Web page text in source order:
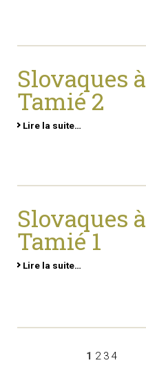
Slovaques à
Tamié 2
Lire la suite…
Slovaques à
Tamié 1
Lire la suite…
1 2 3 4